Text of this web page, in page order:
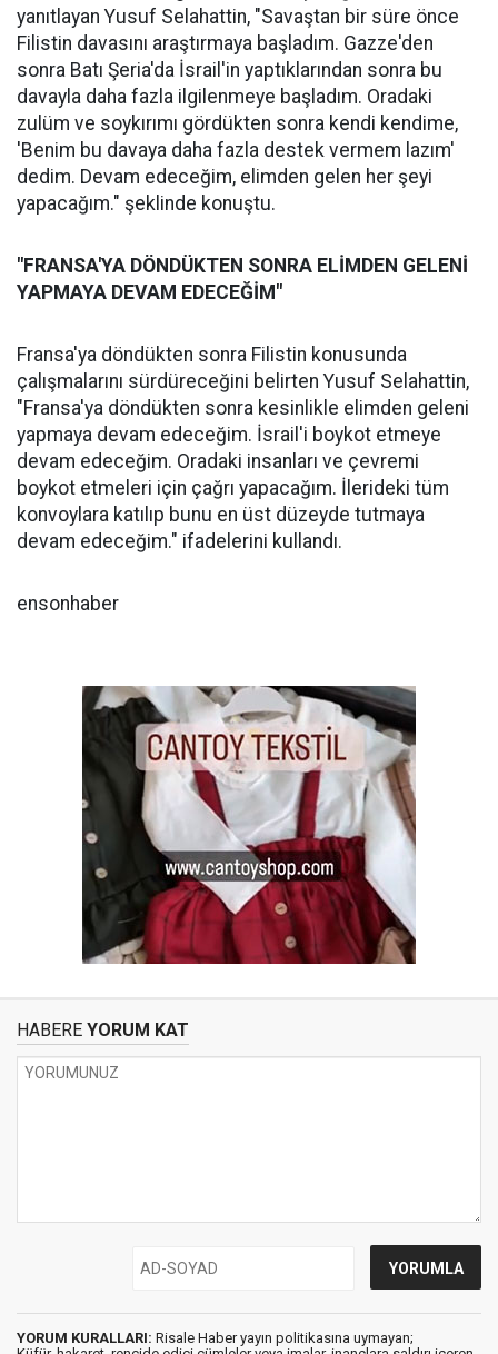
yanıtlayan Yusuf Selahattin, "Savaştan bir süre önce
Filistin davasını araştırmaya başladım. Gazze'den
sonra Batı Şeria'da İsrail'in yaptıklarından sonra bu
davayla daha fazla ilgilenmeye başladım. Oradaki
zulüm ve soykırımı gördükten sonra kendi kendime,
'Benim bu davaya daha fazla destek vermem lazım'
dedim. Devam edeceğim, elimden gelen her şeyi
yapacağım." şeklinde konuştu.
"FRANSA'YA DÖNDÜKTEN SONRA ELİMDEN GELENİ
YAPMAYA DEVAM EDECEĞİM"
Fransa'ya döndükten sonra Filistin konusunda
çalışmalarını sürdüreceğini belirten Yusuf Selahattin,
"Fransa'ya döndükten sonra kesinlikle elimden geleni
yapmaya devam edeceğim. İsrail'i boykot etmeye
devam edeceğim. Oradaki insanları ve çevremi
boykot etmeleri için çağrı yapacağım. İlerideki tüm
konvoylara katılıp bunu en üst düzeyde tutmaya
devam edeceğim." ifadelerini kullandı.
ensonhaber
HABERE YORUM KAT
YORUM KURALLARI: Risale Haber yayın politikasına uymayan;